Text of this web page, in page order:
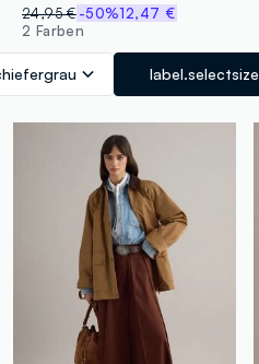
24,95 €-50%12,47 €
2 Farben
label.selectsize